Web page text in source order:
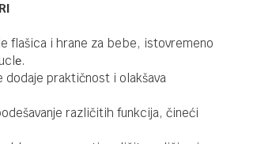
flašica i hrane za bebe, istovremeno
dodaje praktičnost i olakšava
različitih funkcija, čineći
UREDJAJI
HANDSFREE
pumpica za
5.990,00
6.590,00